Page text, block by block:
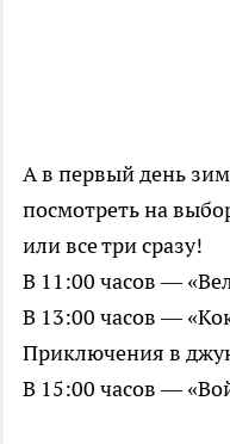
А в первый день
посмотреть на
или все три сразу!
В 11:00 часов —
В 13:00 часов —
Приключения в
В 15:00 часов —